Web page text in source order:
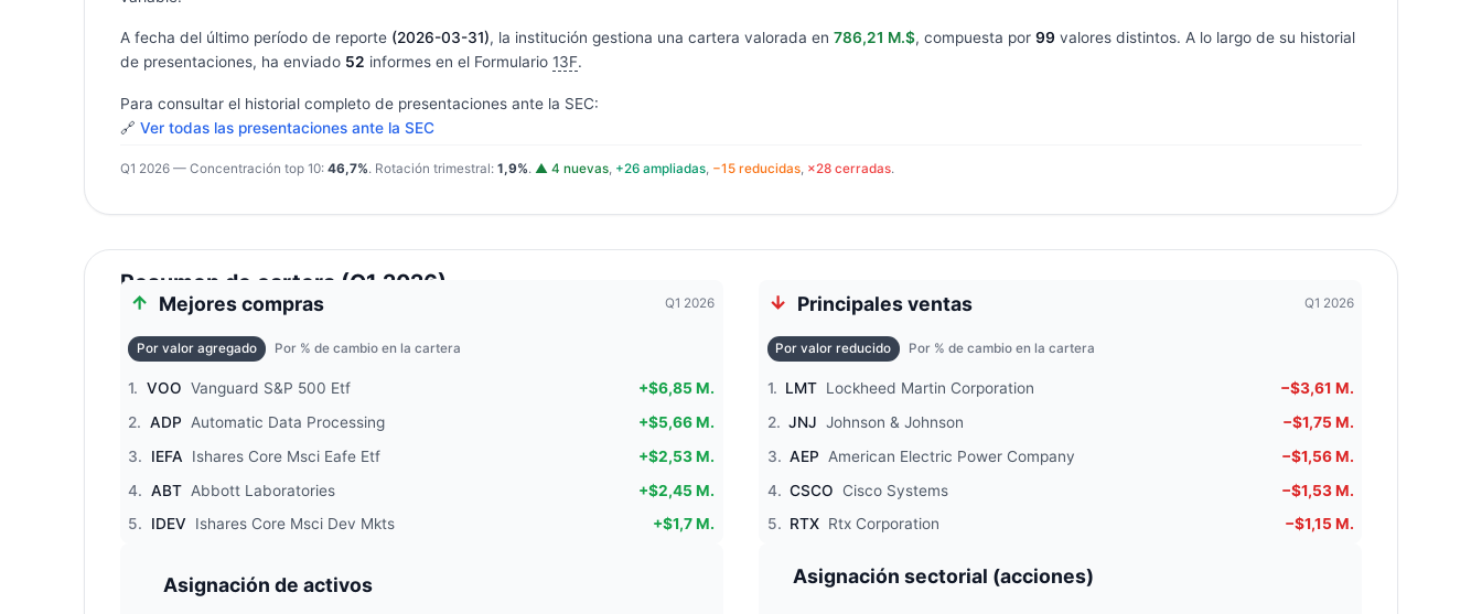
A fecha del último período de reporte (2026-03-31), la institución gestiona una cartera valorada en 786,21 M.$, compuesta por 99valores distintos. A lo largo de su historial
de presentaciones, ha enviado 52 informes en el Formulario 13F.
Para consultar el historial completo de presentaciones ante la SEC:
🔗 Ver todas las presentaciones ante la SEC
Q1 2026 — Concentración top 10: 46,7%. Rotación trimestral: 1,9%. ▲ 4 nuevas, +26 ampliadas, −15 reducidas, ×28 cerradas.
Resumen de cartera (Q1 2026)
Mejores compras Q1 2026
Por valor agregado Por % de cambio en la cartera
1. VOO Vanguard S&P 500 Etf
+$6,85 M.
2. ADP Automatic Data Processing
+$5,66 M.
3.
IEFA Ishares Core Msci Eafe Etf
+$2,53 M.
4. ABT Abbott Laboratories
+$2,45 M.
5.
IDEV Ishares Core Msci Dev Mkts +$1,7 M.
Principales ventas Q1 2026
Por valor reducido Por % de cambio en la cartera
1. LMT Lockheed Martin Corporation
−$3,61 M.
2. JNJ Johnson & Johnson
−$1,75 M.
3. AEP American Electric Power Company
−$1,56 M.
4. CSCO Cisco Systems
−$1,53 M.
5. RTX Rtx Corporation −$1,15 M.
Asignación de activos Asignación sectorial (acciones)